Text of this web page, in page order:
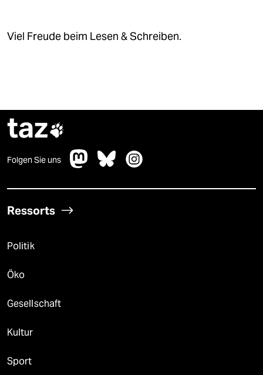
Viel Freude beim Lesen & Schreiben.
taz
Folgen Sie uns
Ressorts
Politik
Öko
Gesellschaft
Kultur
Sport